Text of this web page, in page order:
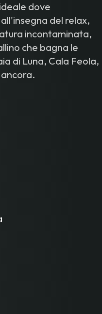
dove
del relax,
incontaminata,
che bagna le
di Luna, Cala Feola,